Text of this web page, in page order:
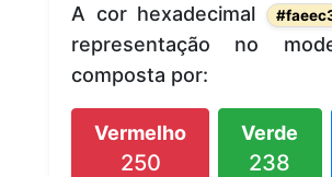
A cor hexadecimal
representação no
composta por:
Vermelho
250
Verde
238